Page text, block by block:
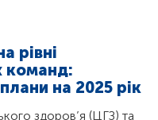
рівні
команд:
на 2025 рік
здоров’я (ЦГЗ) та